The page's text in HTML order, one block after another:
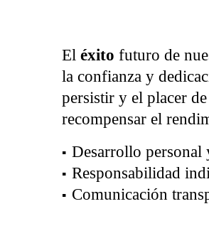
El éxito futuro de
la confianza y
persistir y el placer de
recompensar el
Desarrollo personal
Responsabilidad
Comunicación